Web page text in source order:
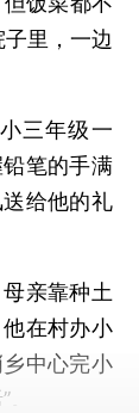
里，一边
三年级一
笔的手满
给他的礼
亲靠种土
在村办小
中心完小